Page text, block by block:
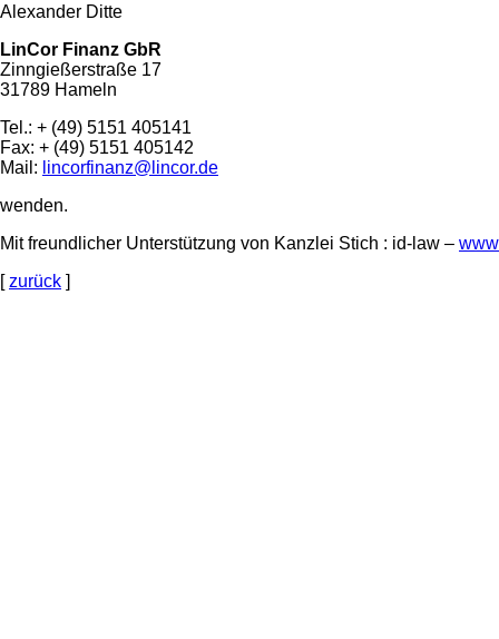
Alexander Ditte
LinCor Finanz GbR
Zinngießerstraße 17
31789 Hameln
Tel.: + (49) 5151 405141
Fax: + (49) 5151 405142
Mail: lincorfinanz@lincor.de
wenden.
Mit freundlicher Unterstützung von Kanzlei Stich : id-law –
[zurück ]